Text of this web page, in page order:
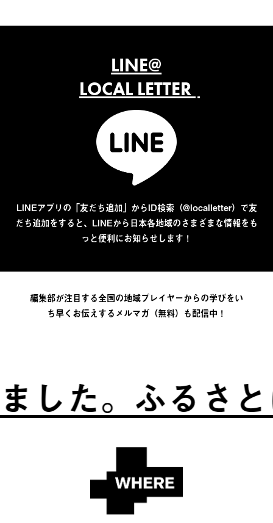
LINE@
LOCAL LETTER
LINEアプリの「友だち追加」からID検索（@localletter）で友
だち追加をすると、LINEから日本各地域のさまざまな情報をも
っと便利にお知らせします！
編集部が注目する全国の地域プレイヤーからの学びをい
ち早くお伝えするメルマガ（無料）も配信中！
ふるさとは、自